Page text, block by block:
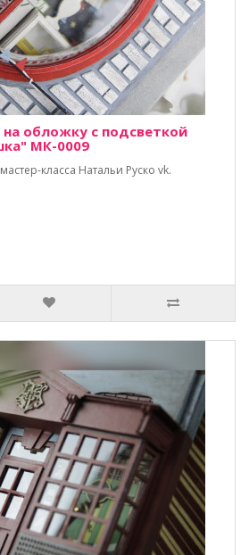
обложку с подсветкой
МК-0009
класса Натальи Руско vk.